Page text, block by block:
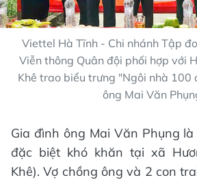
Viettel Hà Tĩnh - Chi nhánh Tập
Viễn thông Quân đội phối hợp với
Khê trao biểu trưng "Ngôi nhà 100
ông Mai Văn
Gia đình ông Mai Văn Phụng
đặc biệt khó khăn tại xã
Khê). Vợ chồng ông và 2 con